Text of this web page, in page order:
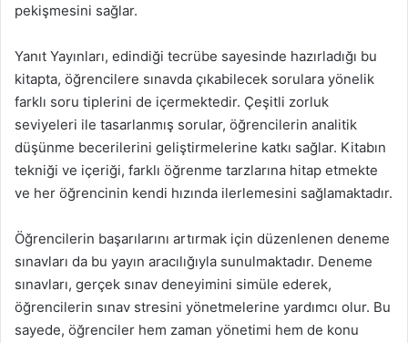
pekişmesini sağlar.
Yanıt Yayınları, edindiği tecrübe sayesinde hazırladığı bu
kitapta, öğrencilere sınavda çıkabilecek sorulara yönelik
farklı soru tiplerini de içermektedir. Çeşitli zorluk
seviyeleri ile tasarlanmış sorular, öğrencilerin analitik
düşünme becerilerini geliştirmelerine katkı sağlar. Kitabın
tekniği ve içeriği, farklı öğrenme tarzlarına hitap etmekte
ve her öğrencinin kendi hızında ilerlemesini sağlamaktadır.
Öğrencilerin başarılarını artırmak için düzenlenen deneme
sınavları da bu yayın aracılığıyla sunulmaktadır. Deneme
sınavları, gerçek sınav deneyimini simüle ederek,
öğrencilerin sınav stresini yönetmelerine yardımcı olur. Bu
sayede, öğrenciler hem zaman yönetimi hem de konu